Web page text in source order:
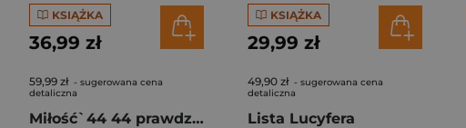
KSIĄŻKA
36,99 zł
59,99 zł - sugerowana cena
detaliczna
Miłość`44 44 prawdziwe historie powstańczej miłości
KSIĄŻKA
29,99 zł
49,90 zł - sugerowana cena
detaliczna
Lista Lucyfera